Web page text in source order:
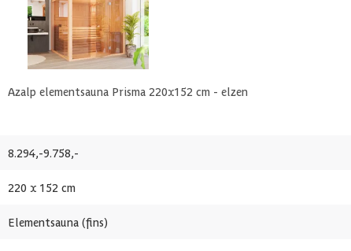
Rechthoek
Dubbelwandig
205 cm
1 st
Azalp elementsauna Prisma 220x152 cm - elzen
8.294,-9.758,-
220 x 152 cm
Elementsauna (fins)